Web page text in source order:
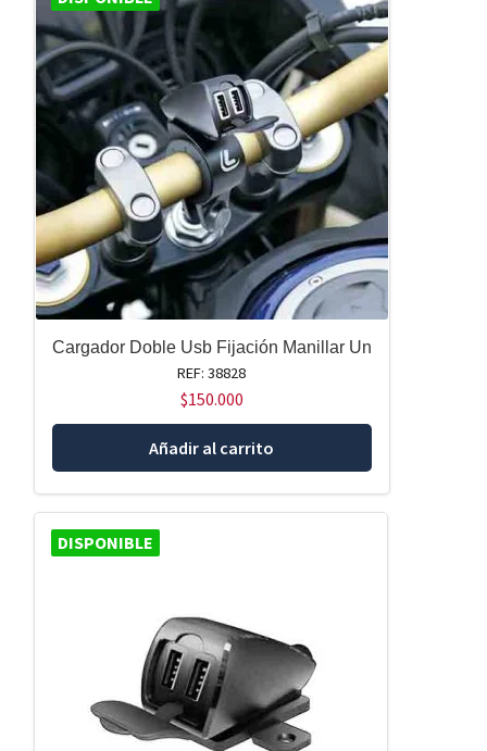
Cargador Doble Usb Fijación Manillar Un
REF: 38828
$150.000
Añadir al carrito
DISPONIBLE